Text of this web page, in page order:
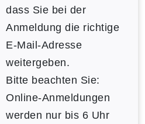
dass Sie bei der
Anmeldung die richtige
E-Mail-Adresse
weitergeben.
Bitte beachten Sie:
Online-Anmeldungen
werden nur bis 6 Uhr